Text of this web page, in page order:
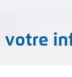
votre